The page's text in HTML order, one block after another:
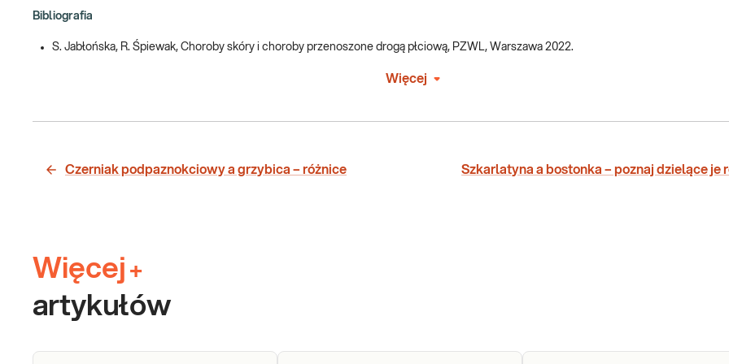
Bibliografia
S. Jabłońska, R. Śpiewak, Choroby skóry i choroby przenoszone drogą płciową, PZWL, Warszawa 2022.
Więcej
Czerniak podpaznokciowy a grzybica – różnice Szkarlatyna a bostonka – poznaj dzielące je
Więcej +
artykułów